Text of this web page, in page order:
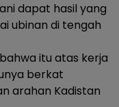
dapat hasil yang
ubinan di tengah
itu atas kerja
berkat
arahan Kadistan